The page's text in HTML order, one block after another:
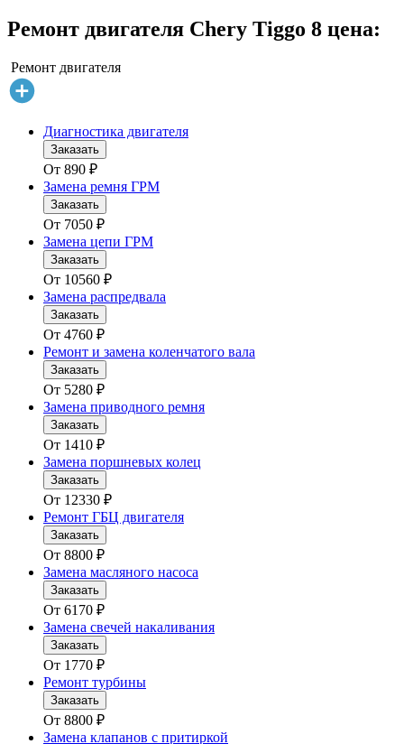
Ремонт двигателя Chery Tiggo 8 цена:
Ремонт двигателя
Диагностика двигателя
Заказать
От 890 ₽
Замена ремня ГРМ
Заказать
От 7050 ₽
Замена цепи ГРМ
Заказать
От 10560 ₽
Замена распредвала
Заказать
От 4760 ₽
Ремонт и замена коленчатого вала
Заказать
От 5280 ₽
Замена приводного ремня
Заказать
От 1410 ₽
Замена поршневых колец
Заказать
От 12330 ₽
Ремонт ГБЦ двигателя
Заказать
От 8800 ₽
Замена масляного насоса
Заказать
От 6170 ₽
Замена свечей накаливания
Заказать
От 1770 ₽
Ремонт турбины
Заказать
От 8800 ₽
Замена клапанов с притиркой